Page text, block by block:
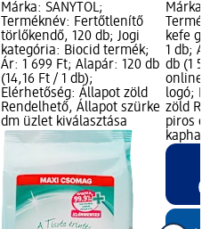
Márka: SANYTOL;
Terméknév: Fertőtlenítő
törlőkendő, 120 db; Jogi
kategória: Biocid termék;
Ár: 1 699 Ft; Alapár: 120 db
(14,16 Ft / 1 db);
Elérhetőség: Állapot zöld
Rendelhető, Állapot szürke
dm üzlet kiválasztása
Márka:
kefe
1 db; Ár:
db (1
online
logó;
zöld
piros
kapható